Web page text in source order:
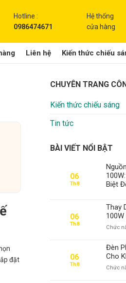
Hotline :
0986474671
Hệ thống
cửa hàng
Liên hệ Kiến thức chiếu
đặt
CHUYÊN TRANG
Kiến thức chiếu sáng
Tin tức
BÀI VIẾT NỔI BẬT
06
Th8
Biệt
06
Th8
Thay
Chức
06
Th8
Đèn
Cho
Chức